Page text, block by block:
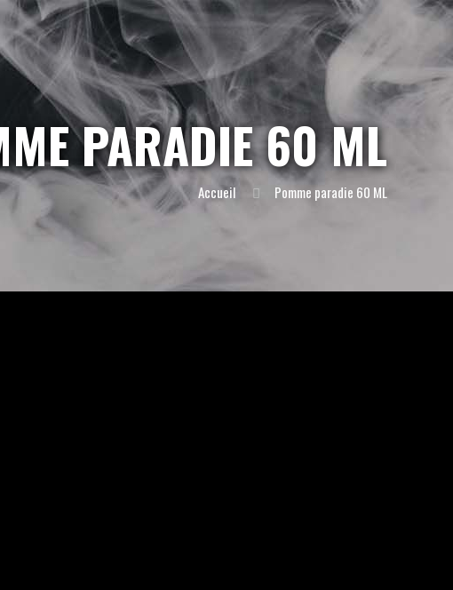
PARADIE 60 ML
Accueil Pomme paradie 60 ML